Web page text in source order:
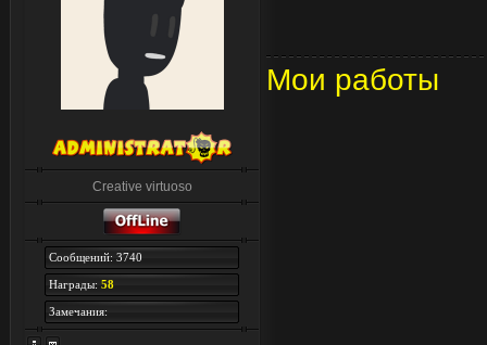
Creative virtuoso
Сообщений: 3740
Награды: 58
Замечания:
Мои работы